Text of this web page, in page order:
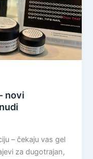
novi
– čekaju vas gel
za dugotrajan,